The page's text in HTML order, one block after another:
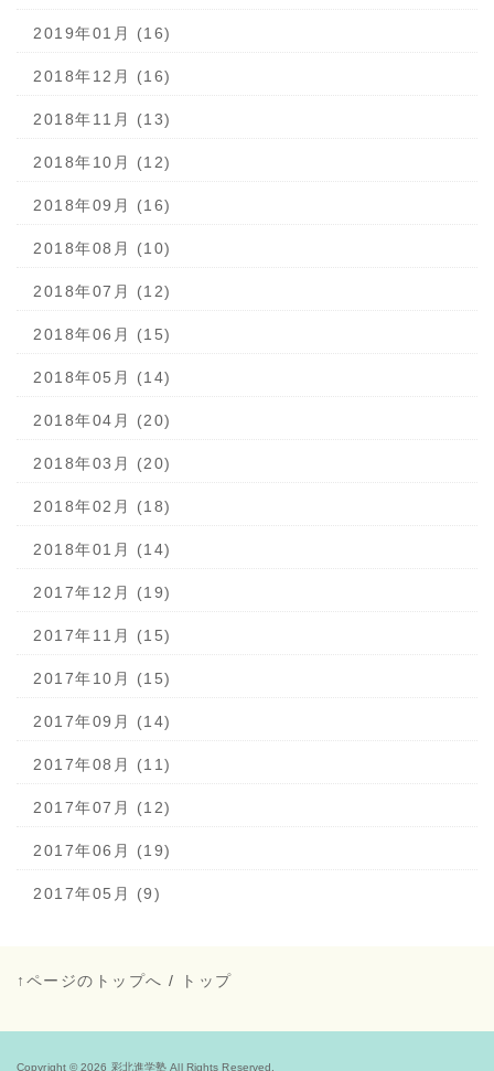
2019年01月 (16)
2018年12月 (16)
2018年11月 (13)
2018年10月 (12)
2018年09月 (16)
2018年08月 (10)
2018年07月 (12)
2018年06月 (15)
2018年05月 (14)
2018年04月 (20)
2018年03月 (20)
2018年02月 (18)
2018年01月 (14)
2017年12月 (19)
2017年11月 (15)
2017年10月 (15)
2017年09月 (14)
2017年08月 (11)
2017年07月 (12)
2017年06月 (19)
2017年05月 (9)
↑ページのトップへ / トップ
Copyright © 2026 彩北進学塾 All Rights Reserved.